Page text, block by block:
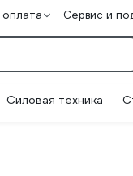
Сервис и
Силовая техника